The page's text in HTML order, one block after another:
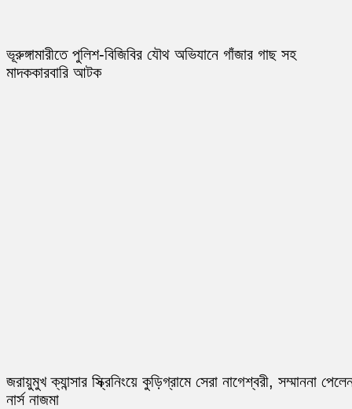
ভূরুঙ্গামারীতে পুলিশ-বিজিবির যৌথ অভিযানে গাঁজার গাছ সহ
মাদককারবারি আটক
জরায়ুমুখ ক্যান্সার স্ক্রিনিংয়ে কুড়িগ্রামে সেরা নাগেশ্বরী, সম্মাননা
নার্স নাজমা